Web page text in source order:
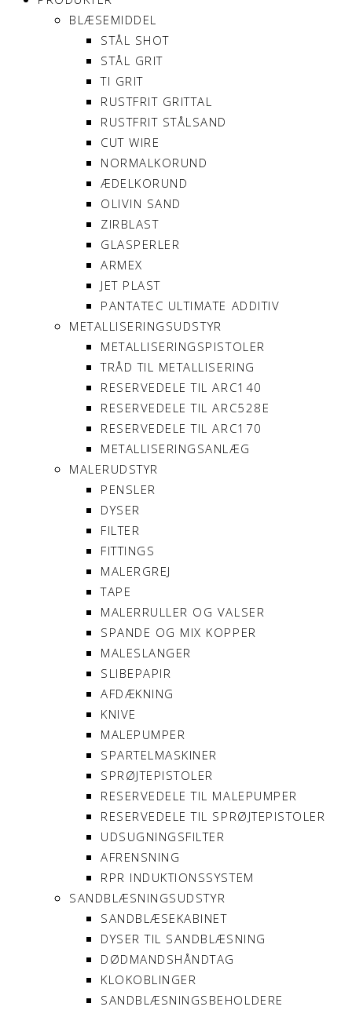
BLÆSEMIDDEL
STÅL SHOT
STÅL GRIT
TI GRIT
RUSTFRIT GRITTAL
RUSTFRIT STÅLSAND
CUT WIRE
NORMALKORUND
ÆDELKORUND
OLIVIN SAND
ZIRBLAST
GLASPERLER
ARMEX
JET PLAST
PANTATEC ULTIMATE ADDITIV
METALLISERINGSUDSTYR
METALLISERINGSPISTOLER
TRÅD TIL METALLISERING
RESERVEDELE TIL ARC140
RESERVEDELE TIL ARC528E
RESERVEDELE TIL ARC170
METALLISERINGSANLÆG
MALERUDSTYR
PENSLER
DYSER
FILTER
FITTINGS
MALERGREJ
TAPE
MALERRULLER OG VALSER
SPANDE OG MIX KOPPER
MALESLANGER
SLIBEPAPIR
AFDÆKNING
KNIVE
MALEPUMPER
SPARTELMASKINER
SPRØJTEPISTOLER
RESERVEDELE TIL MALEPUMPER
RESERVEDELE TIL SPRØJTEPISTOLER
UDSUGNINGSFILTER
AFRENSNING
RPR INDUKTIONSSYSTEM
SANDBLÆSNINGSUDSTYR
SANDBLÆSEKABINET
DYSER TIL SANDBLÆSNING
DØDMANDSHÅNDTAG
KLOKOBLINGER
SANDBLÆSNINGSBEHOLDERE